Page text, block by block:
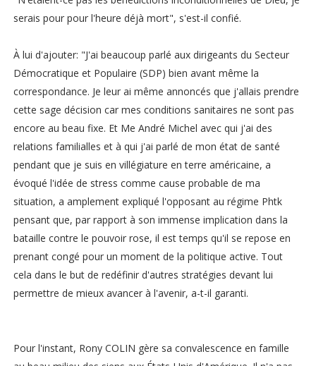
serais pour pour l'heure déjà mort", s'est-il confié.
À lui d'ajouter: "J'ai beaucoup parlé aux dirigeants du Secteur
Démocratique et Populaire (SDP) bien avant même la
correspondance. Je leur ai même annoncés que j'allais prendre
cette sage décision car mes conditions sanitaires ne sont pas
encore au beau fixe. Et Me André Michel avec qui j'ai des
relations familialles et à qui j'ai parlé de mon état de santé
pendant que je suis en villégiature en terre américaine, a
évoqué l'idée de stress comme cause probable de ma
situation, a amplement expliqué l'opposant au régime Phtk
pensant que, par rapport à son immense implication dans la
bataille contre le pouvoir rose, il est temps qu'il se repose en
prenant congé pour un moment de la politique active. Tout
cela dans le but de redéfinir d'autres stratégies devant lui
permettre de mieux avancer à l'avenir, a-t-il garanti.
Pour l'instant, Rony COLIN gère sa convalescence en famille